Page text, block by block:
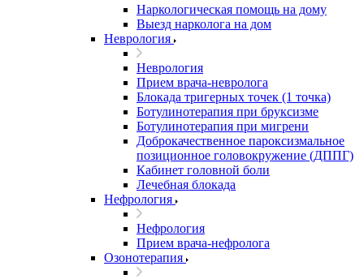
Наркологическая помощь на дому
Выезд нарколога на дом
Неврология
Неврология
Прием врача-невролога
Блокада тригерных точек (1 точка)
Ботулинотерапия при бруксизме
Ботулинотерапия при мигрени
Доброкачественное пароксизмальное
позиционное головокружение (ДППГ)
Кабинет головной боли
Лечебная блокада
Нефрология
Нефрология
Прием врача-нефролога
Озонотерапия